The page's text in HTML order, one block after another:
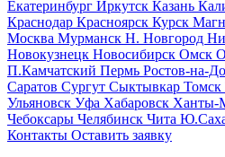
Екатеринбург Иркутск Казань
Краснодар Красноярск Курск
Москва Мурманск Н. Новгород
Новокузнецк Новосибирск Омск
П.Камчатский Пермь Ростов-на-
Саратов Сургут Сыктывкар Томск
Ульяновск Уфа Хабаровск Ханты-
Чебоксары Челябинск Чита
Контакты Оставить заявку